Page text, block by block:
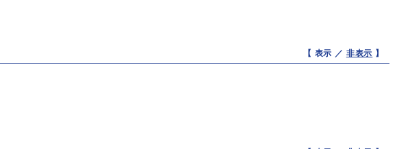
【 表示 ／ 非表示 】